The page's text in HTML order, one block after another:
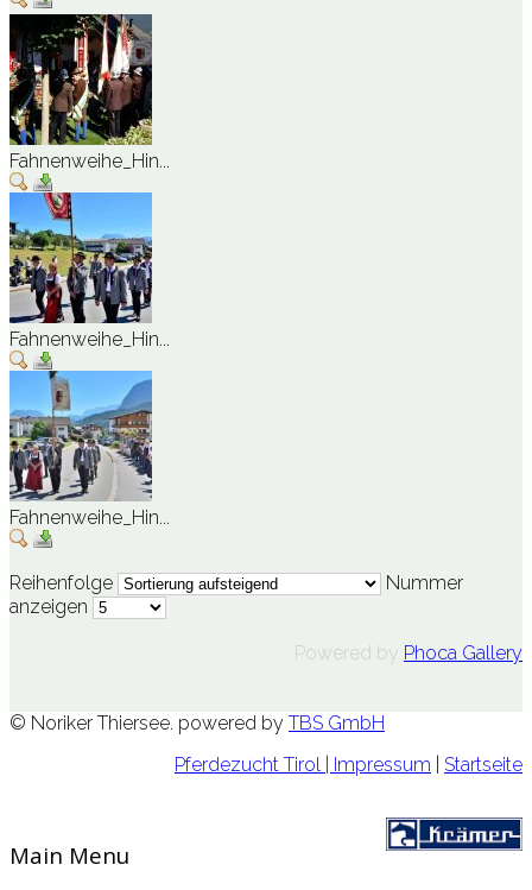
Fahnenweihe_Hin...
Fahnenweihe_Hin...
Fahnenweihe_Hin...
Reihenfolge
Nummer
anzeigen
Powered by Phoca Gallery
© Noriker Thiersee. powered by TBS GmbH
Pferdezucht Tirol | Impressum Startseite
Main Menu